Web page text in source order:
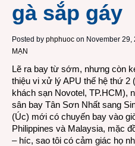
gà sắp gáy
Posted by phphuoc on November 29,
MẠN
Lẽ ra bay từ sớm, nhưng còn
thiệu vi xử lý APU thế hệ thứ 2
khách sạn Novotel, TP.HCM),
sân bay Tân Sơn Nhất sang
(Úc) mới có chuyến bay vào
Philippines và Malaysia, mặc
– híc, sao tôi có cảm giác họ